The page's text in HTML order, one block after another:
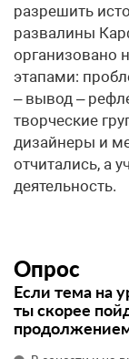
разрешить
развалины
организовано
этапами:
– вывод –
творческие
дизайнеры и
отчитались, а
деятельность.
Опрос
Если тема на
ты скорее